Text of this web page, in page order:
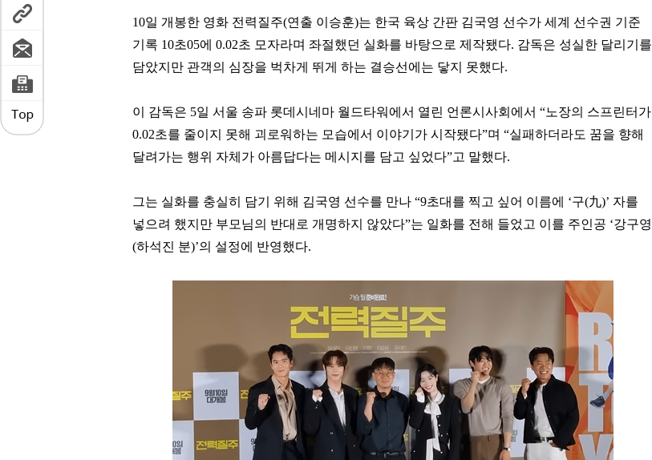
10일 개봉한 영화 전력질주(연출 이승훈)는 한국 육상 간판 김국영 선수가 세계 선수권 기준
기록 10초05에 0.02초 모자라며 좌절했던 실화를 바탕으로 제작됐다. 감독은 성실한 달리기를
담았지만 관객의 심장을 벅차게 뛰게 하는 결승선에는 닿지 못했다.
이 감독은 5일 서울 송파 롯데시네마 월드타워에서 열린 언론시사회에서 “노장의 스프린터가
0.02초를 줄이지 못해 괴로워하는 모습에서 이야기가 시작됐다”며 “실패하더라도 꿈을 향해
달려가는 행위 자체가 아름답다는 메시지를 담고 싶었다”고 말했다.
그는 실화를 충실히 담기 위해 김국영 선수를 만나 “9초대를 찍고 싶어 이름에 ‘구(九)’ 자를
넣으려 했지만 부모님의 반대로 개명하지 않았다”는 일화를 전해 들었고 이를 주인공 ‘강구영
(하석진 분)’의 설정에 반영했다.